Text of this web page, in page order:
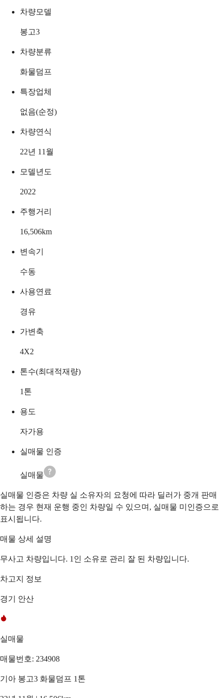
차량모델
봉고3
차량분류
화물덤프
특장업체
없음(순정)
차량연식
22년 11월
모델년도
2022
주행거리
16,506km
변속기
수동
사용연료
경유
가변축
4X2
톤수(최대적재량)
1 톤
용도
자가용
실매물 인증
실매물
실매물 인증은 차량 실 소유자의 요청에 따라 딜러가 중개 판매
하는 경우 현재 운행 중인 차량일 수 있으며, 실매물 미인증으로
표시됩니다.
매물 상세 설명
무사고 차량입니다. 1인 소유로 관리 잘 된 차량입니다.
차고지 정보
경기 안산
실매물
매물번호: 234908
기아 봉고3 화물덤프 1톤